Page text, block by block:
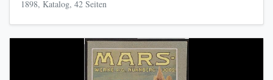
1898, Katalog, 42 Seiten